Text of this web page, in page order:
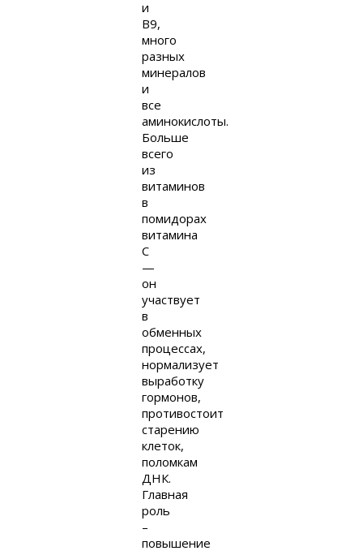
и
B9,
много
разных
минералов
и
все
аминокислоты.
Больше
всего
из
витаминов
в
помидорах
витамина
C
—
он
участвует
в
обменных
процессах,
нормализует
выработку
гормонов,
противостоит
старению
клеток,
поломкам
ДНК.
Главная
роль
–
повышение